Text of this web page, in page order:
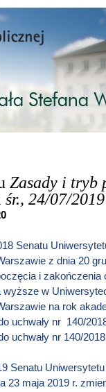
Zasady i tryb
śr., 24/07/
Senatu
z dnia 20
i zakończenia
wyższe w
na rok
uchwały nr 140/
uchwały nr 140/2018
Senatu
23 maja 2019 r.